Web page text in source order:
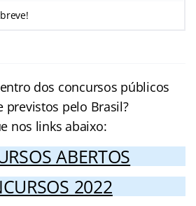
dos concursos públicos
previstos pelo Brasil?
nos links abaixo:
ABERTOS
2022